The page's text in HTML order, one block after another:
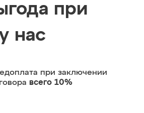
при
нас
при заключении
всего 10%